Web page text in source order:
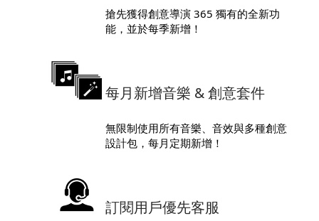
搶先獲得創意導演 365 獨有的全新功
能，並於每季新增！
每月新增音樂 & 創意套件
無限制使用所有音樂、音效與多種創意
設計包，每月定期新增！
訂閱用戶優先客服